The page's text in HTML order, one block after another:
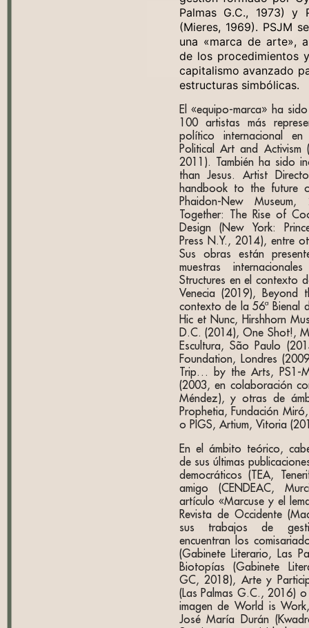
Palmas G.C., 1973) y
(Mieres, 1969). PSJM
una «marca de arte»,
de los procedimientos
capitalismo avanzado
estructuras simbólicas.
El «equipo-marca» ha
100 artistas más
político internacional
Political Art and Activism
2011). También ha sido
than Jesus. Artist
handbook to the future
Phaidon-New
Together: The Rise of
Design (New York:
Press N.Y., 2014), entre
Sus obras están
muestras
Structures en el contexto
Venecia (2019), Beyond
contexto de la 56ª Bienal
Hic et Nunc, Hirshhorn
D.C. (2014), One Shot!,
Escultura, São Paulo
Foundation, Londres
Trip… by the Arts, PS1-
(2003, en colaboración
Méndez), y otras de
Prophetia, Fundación
o PIGS, Artium, Vitoria
En el ámbito teórico,
de sus últimas
democráticos (TEA,
amigo (CENDEAC,
artículo «Marcuse y el
Revista de Occidente
sus trabajos de
encuentran los
(Gabinete Literario, Las
Biotopías (Gabinete
GC, 2018), Arte y
(Las Palmas G.C., 2016)
imagen de World is
José María Durán